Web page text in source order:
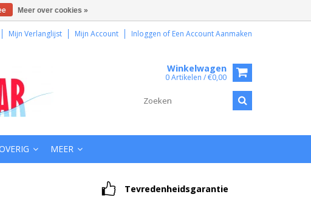
Mijn Verlanglijst Mijn Account Inloggen of Een Account Aanmaken
Winkelwagen
0 Artikelen / €0,00
MEER
Tevredenheidsgarantie
Meer over cookies »